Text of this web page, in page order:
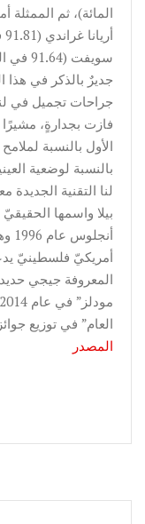
سويفت (91.64 في المائة).
جديرٌ بالذكر في هذا
جراحات تجميل في
فازت بجدارةٍ،
لنا التقنية
بيلا واسمها
أمريكيّ فلسطينيّ
المعروفة جيجي
العام” في توزيع جوائز Models.com لأفضل عارضةٍ.
المصدر